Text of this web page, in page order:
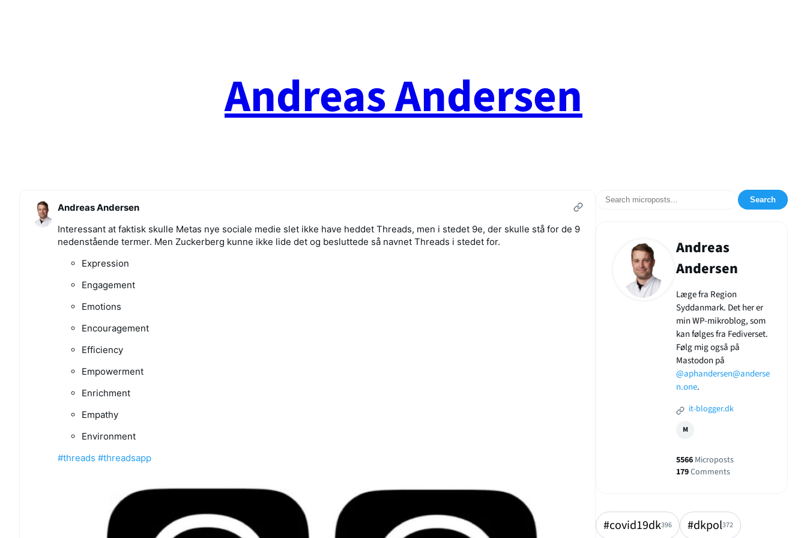
Andreas Andersen
Andreas Andersen
Interessant at faktisk skulle Metas nye sociale medie slet ikke have heddet Threads, men i stedet 9e, der skulle stå for de 9
nedenstående termer. Men Zuckerberg kunne ikke lide det og besluttede så navnet Threads i stedet for.
Expression
Engagement
Emotions
Encouragement
Efficiency
Empowerment
Enrichment
Empathy
Environment
#threads #threadsapp
Search
Andreas
Andersen
Læge fra Region
Syddanmark. Det her er
min WP-mikroblog, som
kan følges fra Fediverset.
Følg mig også på
Mastodon på
@aphandersen@anderse
n.one.
it-blogger.dk
M
5566 Microposts
179Comments
#covid19dk396 #dkpol372